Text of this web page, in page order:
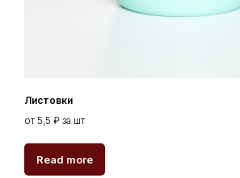
Листовки
от 5,5 ₽ за шт
Read more